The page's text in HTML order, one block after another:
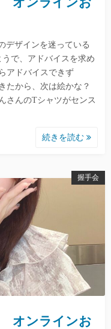
デザインを迷っている
で、アドバイスを求め
アドバイスできず
たから、次は絵かな？
さんのTシャツがセンス
続きを読む
握手会
オンラインお